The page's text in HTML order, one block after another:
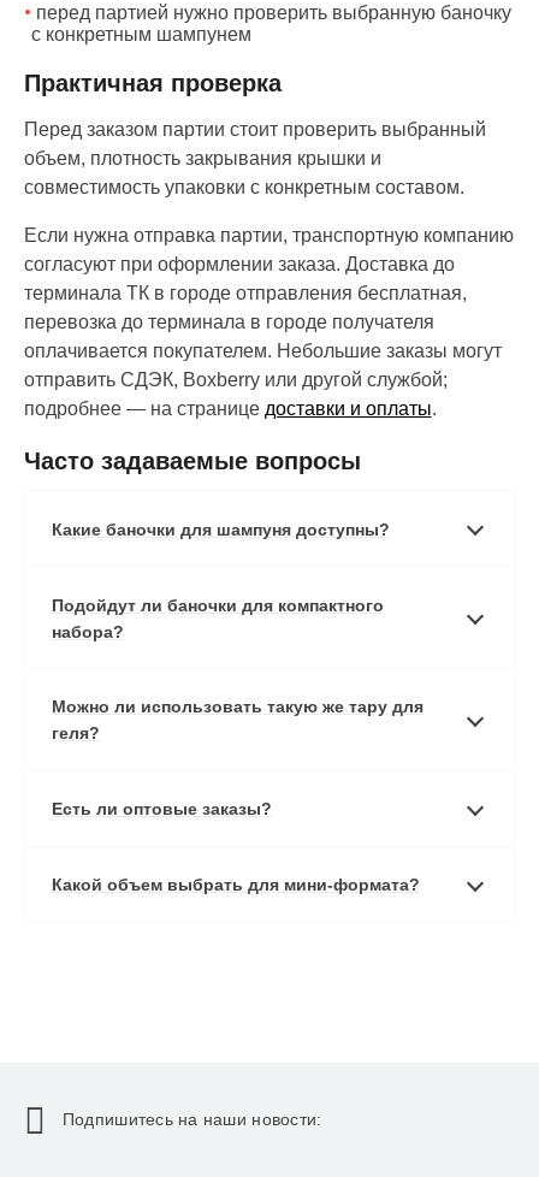
перед партией нужно проверить выбранную баночку
с конкретным шампунем
Практичная проверка
Перед заказом партии стоит проверить выбранный
объем, плотность закрывания крышки и
совместимость упаковки с конкретным составом.
Если нужна отправка партии, транспортную компанию
согласуют при оформлении заказа. Доставка до
терминала ТК в городе отправления бесплатная,
перевозка до терминала в городе получателя
оплачивается покупателем. Небольшие заказы могут
отправить СДЭК, Boxberry или другой службой;
подробнее — на странице доставки и оплаты.
Часто задаваемые вопросы
Какие баночки для шампуня доступны?
Подойдут ли баночки для компактного
набора?
Можно ли использовать такую же тару для
геля?
Есть ли оптовые заказы?
Какой объем выбрать для мини-формата?
Подпишитесь на наши новости: